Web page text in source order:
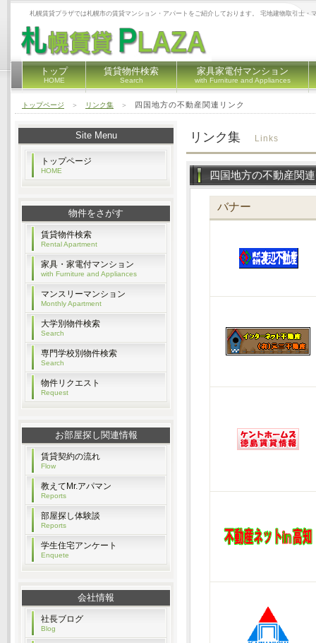
札幌賃貸プラザでは札幌市の賃貸マンション・アパートをご紹介しております。 宅地建物取引士
トップ
HOME
賃貸物件検索
Search
家具家電付マンション
with Furniture and Appliances
トップページ ＞ リンク集 ＞ 四国地方の不動産関連リンク
リンク集 Links
四国地方の不動産関
バナー
Site Menu
トップページ
HOME
物件をさがす
賃貸物件検索
Rental Apartment
家具・家電付マンション
with Furniture and Appliances
マンスリーマンション
Monthly Apartment
大学別物件検索
Search
専門学校別物件検索
Search
物件リクエスト
Request
お部屋探し関連情報
賃貸契約の流れ
Flow
教えてMr.アパマン
Reports
部屋探し体験談
Reports
学生住宅アンケート
Enquete
会社情報
社長ブログ
Blog